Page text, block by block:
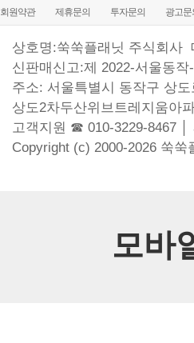
회원약관 제휴문의 투자문의 광고문
상호명:쑥쑥플래닛 주식회사
신판매신고:제 2022-서울동작
주소: 서울특별시 동작구 상
상도2차두산위브트레지움아
고객지원 ☎ 010-3229-8467 │
Copyright (c) 2000-2026 쑥
모바